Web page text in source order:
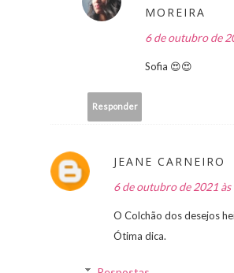
MOREIRA
6 de outubro de
Sofia 😍😍
Responder
JEANE CARNEIRO
6 de outubro de 2021
O Colchão dos desejos
Ótima dica.